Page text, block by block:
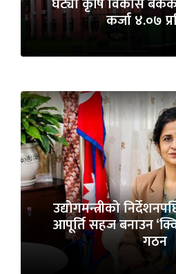
कर्जा ४.०७
उद्योगमन्त्रीको
आपूर्ति सहज बनाउन
गठन